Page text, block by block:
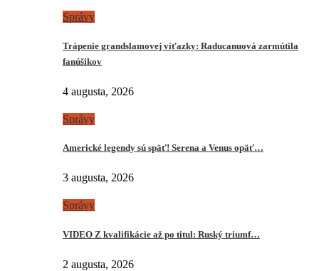
Správy
Trápenie grandslamovej víťazky: Raducanuová zarmútila
fanúšikov
4 augusta, 2026
Správy
Americké legendy sú späť! Serena a Venus opäť…
3 augusta, 2026
Správy
VIDEO Z kvalifikácie až po titul: Ruský triumf…
2 augusta, 2026